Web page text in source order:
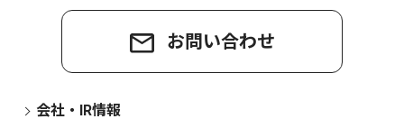
お問い合わせ
会社・IR情報